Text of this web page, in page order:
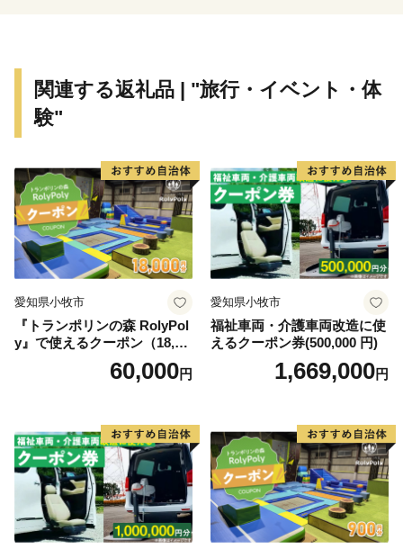
相撲の開祖『當麻蹶速』を顕彰する目的で開館されまし
た。館内には本場所と同サイズの土俵があり、誰でも自
点もあります。
【お申込とお礼の品のお届けについて】
・葛城市外にお住まいの方で、ご寄附いただいた皆様に
葛城市産のお礼の品をお送りいたします。
・寄附者様のご都合による寄附申込のキャンセル、お礼
の品の変更や返品、配送先や配送時期の変更はできませ
ん。
・寄附者様のご都合によりお礼の品がお届けできない場
・令和7年4月1日から葛城市のふるさと納税相談窓口が
以下の連絡先に変更になりました。お手数ですが、ご質
問、ご相談等ございましたら下記連絡先までご連絡いた
だきますようお願いいたします。
関連する返礼品 | "旅行・イベント・体
験"
愛知県小牧市
『トランポリンの森 RolyPol
y』で使えるクーポン（18,00
60,000円
愛知県小牧市
福祉車両・介護車両改造に使
えるクーポン券(500,000 円)
1,669,000円